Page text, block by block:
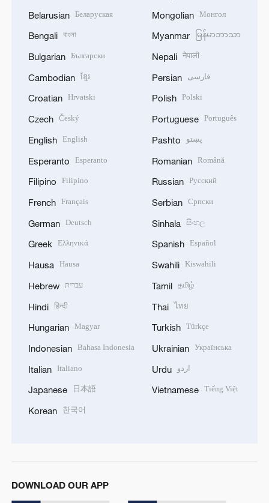
Belarusian Беларуская
Bengali বাংলা
Bulgarian Български
Cambodian ខ្មែរ
Croatian Hrvatski
Czech Český
English English
Esperanto Esperanto
Filipino Filipino
French Français
German Deutsch
Greek Ελληνικά
Hausa Hausa
Hebrew עברית
Hindi हिन्दी
Hungarian Magyar
Indonesian Bahasa Indonesia
Italian Italiano
Japanese 日本語
Korean 한국어
Mongolian Монгол
Myanmar မြန်မာဘာသာ
Nepali नेपाली
Persian فارسی
Polish Polski
Portuguese Português
Pashto پښتو
Romanian Română
Russian Русский
Serbian Српски
Sinhala සිංහල
Spanish Español
Swahili Kiswahili
Tamil தமிழ்
Thai ไทย
Turkish Türkçe
Ukrainian Українська
Urdu اردو
Vietnamese Tiếng Việt
DOWNLOAD OUR APP